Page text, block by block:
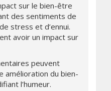
sur le bien-être
des sentiments de
stress et d’ennui.
avoir un impact sur
peuvent
amélioration du bien-
l’humeur.